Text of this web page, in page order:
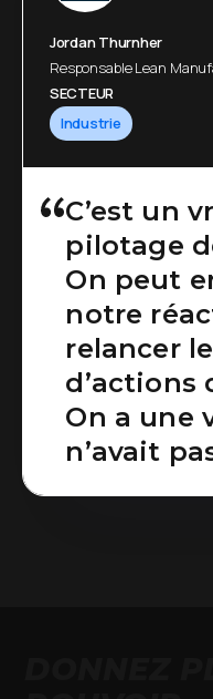
Jordan Thurnher
Responsable Lean
SECTEUR
Industrie
C’est un
pilotage
On peut
notre
relancer
d’actions
On a une
n’avait